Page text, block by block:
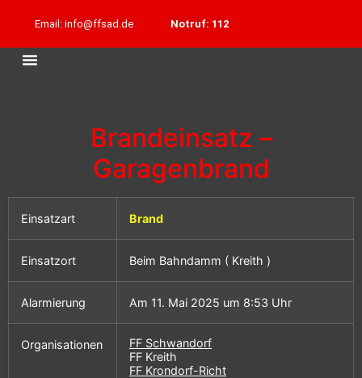
Email: info@ffsad.de Notruf: 112
Brandeinsatz –
Garagenbrand
Einsatzart Brand
Einsatzort Beim Bahndamm ( Kreith )
Alarmierung Am 11. Mai 2025 um 8:53 Uhr
Organisationen
FF Schwandorf
FF Kreith
FF Krondorf-Richt